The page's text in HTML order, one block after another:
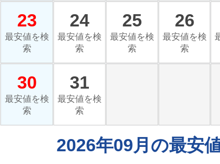
23
最安値を検
索
24
最安値を検
索
25
最安値を検
索
26
最安値を検
索
30
最安値を検
索
31
最安値を検
索
2026年09月の最安